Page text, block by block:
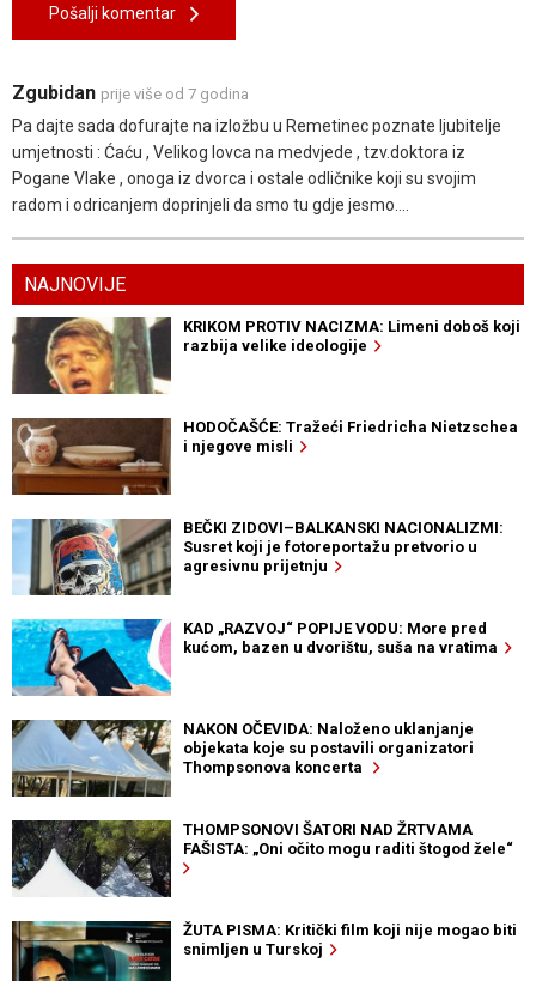
Pošalji komentar
Zgubidan prije više od 7 godina
Pa dajte sada dofurajte na izložbu u Remetinec poznate ljubitelje
umjetnosti : Ćaću , Velikog lovca na medvjede , tzv.doktora iz
Pogane Vlake , onoga iz dvorca i ostale odličnike koji su svojim
radom i odricanjem doprinjeli da smo tu gdje jesmo....
NAJNOVIJE
KRIKOM PROTIV NACIZMA: Limeni doboš koji
razbija velike ideologije
HODOČAŠĆE: Tražeći Friedricha Nietzschea
i njegove misli
BEČKI ZIDOVI–BALKANSKI NACIONALIZMI:
Susret koji je fotoreportažu pretvorio u
agresivnu prijetnju
KAD „RAZVOJ“ POPIJE VODU: More pred
kućom, bazen u dvorištu, suša na vratima
NAKON OČEVIDA: Naloženo uklanjanje
objekata koje su postavili organizatori
Thompsonova koncerta
THOMPSONOVI ŠATORI NAD ŽRTVAMA
FAŠISTA: „Oni očito mogu raditi štogod žele“
ŽUTA PISMA: Kritički film koji nije mogao biti
snimljen u Turskoj